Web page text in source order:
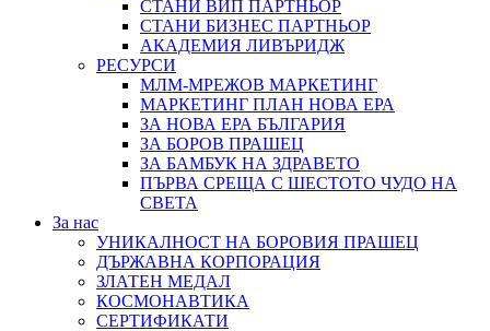
СТАНИ ВИП ПАРТНЬОР
СТАНИ БИЗНЕС ПАРТНЬОР
АКАДЕМИЯ ЛИВЪРИДЖ
РЕСУРСИ
МЛМ-МРЕЖОВ МАРКЕТИНГ
МАРКЕТИНГ ПЛАН НОВА ЕРА
ЗА НОВА ЕРА БЪЛГАРИЯ
ЗА БОРОВ ПРАШЕЦ
ЗА БАМБУК НА ЗДРАВЕТО
ПЪРВА СРЕЩА С ШЕСТОТО ЧУДО НА
СВЕТА
За нас
УНИКАЛНОСТ НА БОРОВИЯ ПРАШЕЦ
ДЪРЖАВНА КОРПОРАЦИЯ
ЗЛАТЕН МЕДАЛ
КОСМОНАВТИКА
СЕРТИФИКАТИ